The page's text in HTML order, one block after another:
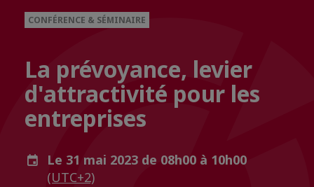
CONFÉRENCE & SÉMINAIRE
La prévoyance, levier
d'attractivité pour les
entreprises
Le 31 mai 2023 de 08h00 à 10h00
(UTC+2)